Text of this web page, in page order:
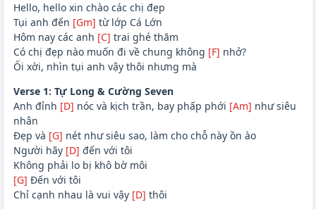
Hello, hello xin chào các chị đẹp
Tụi anh đến [Gm] từ lớp Cá Lớn
Hôm nay các anh [C] trai ghé thăm
Có chị đẹp nào muốn đi về chung không [F] nhở?
Ối xời, nhìn tụi anh vậy thôi nhưng mà
Verse 1: Tự Long & Cường Seven
Anh đỉnh [D] nóc và kịch trần, bay phấp phới [Am] như siêu
nhân
Đẹp và [G] nét như siêu sao, làm cho chỗ này ồn ào
Người hãy [D] đến với tôi
Không phải lo bị khô bờ môi
[G] Đến với tôi
Chỉ cạnh nhau là vui vậy [D] thôi